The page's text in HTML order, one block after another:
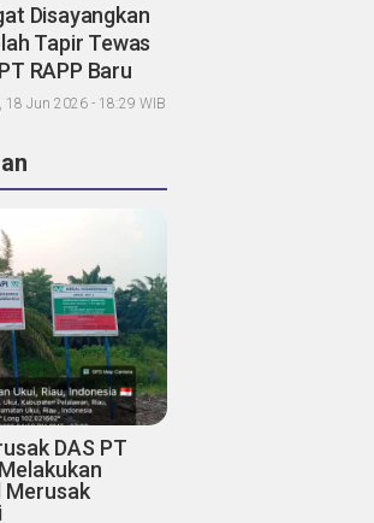
Disayangkan
Tapir Tewas
RAPP Baru
Koordinasi,
Jawab
Konsesi
18 Jun 2026 - 18:29 WIB
DAS PT
Merusak